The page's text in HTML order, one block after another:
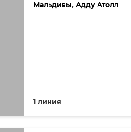
Мальдивы, Адду Атолл
1 линия